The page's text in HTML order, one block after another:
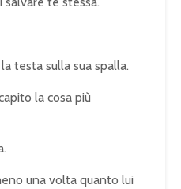
testa sulla sua spalla.
la cosa più
una volta quanto lui